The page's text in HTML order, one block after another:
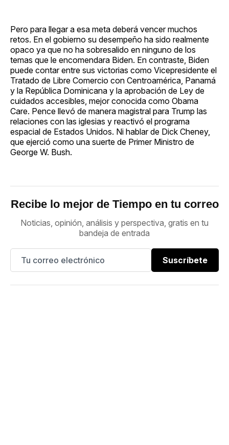
Pero para llegar a esa meta deberá vencer muchos
retos. En el gobierno su desempeño ha sido realmente
opaco ya que no ha sobresalido en ninguno de los
temas que le encomendara Biden. En contraste, Biden
puede contar entre sus victorias como Vicepresidente el
Tratado de Libre Comercio con Centroamérica, Panamá
y la República Dominicana y la aprobación de Ley de
cuidados accesibles, mejor conocida como Obama
Care. Pence llevó de manera magistral para Trump las
relaciones con las iglesias y reactivó el programa
espacial de Estados Unidos. Ni hablar de Dick Cheney,
que ejerció como una suerte de Primer Ministro de
George W. Bush.
Recibe lo mejor de Tiempo en tu correo
Noticias, opinión, análisis y perspectiva, gratis en tu
bandeja de entrada
Suscríbete